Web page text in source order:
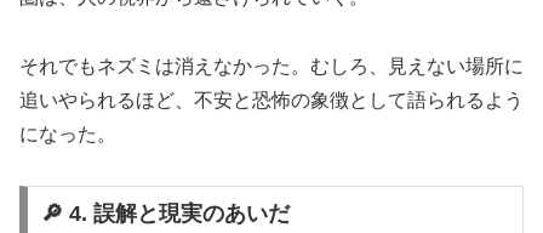
それでもネズミは消えなかった。むしろ、見えない場所に
追いやられるほど、不安と恐怖の象徴として語られるよう
になった。
🔎 4. 誤解と現実のあいだ